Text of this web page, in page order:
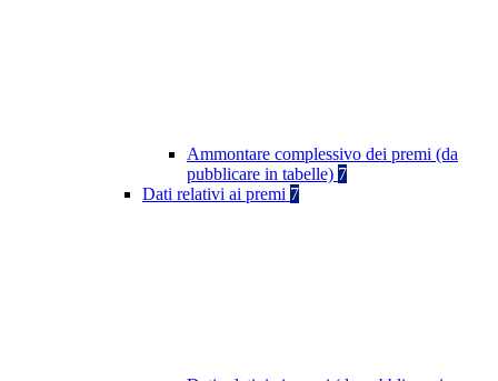
Ammontare complessivo dei premi (da
pubblicare in tabelle) 7
Dati relativi ai premi 7